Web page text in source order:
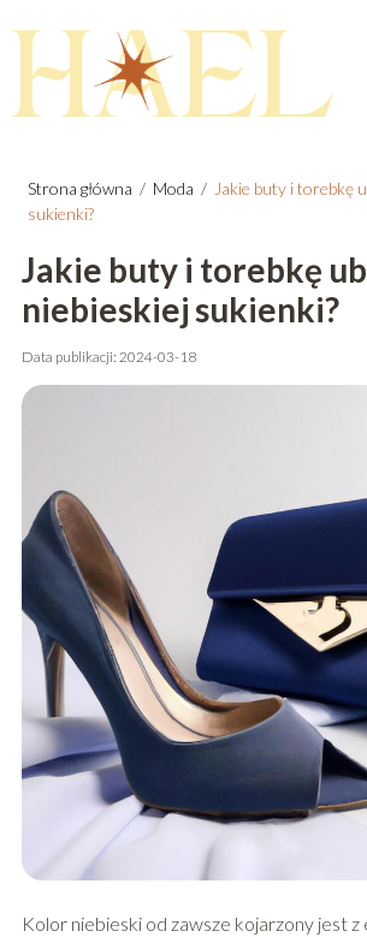
Strona główna / Moda / Jakie buty i torebkę
sukienki?
Jakie buty i torebkę
niebieskiej sukienki?
Data publikacji: 2024-03-18
Kolor niebieski od zawsze kojarzony jest z